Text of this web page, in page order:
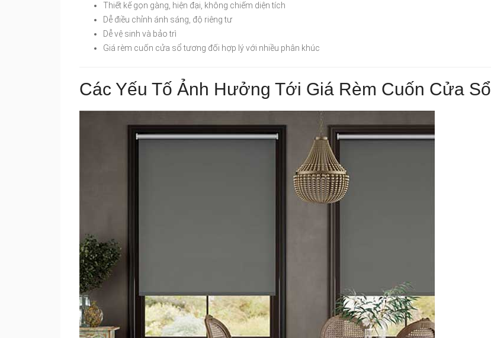
Thiết kế gọn gàng, hiện đại, không chiếm diện tích
Dễ điều chỉnh ánh sáng, độ riêng tư
Dễ vệ sinh và bảo trì
Giá rèm cuốn cửa sổ tương đối hợp lý với nhiều phân khúc
Các Yếu Tố Ảnh Hưởng Tới Giá Rèm Cuốn Cửa Sổ